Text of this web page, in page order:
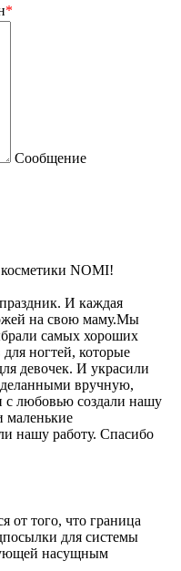
*
Сообщение
косметики NOMI!
И каждая
на свою маму.Мы
самых хороших
ногтей, которые
девочек. И украсили
вручную,
любовью создали нашу
маленькие
нашу работу. Спасибо
от того, что граница
для системы
насущным